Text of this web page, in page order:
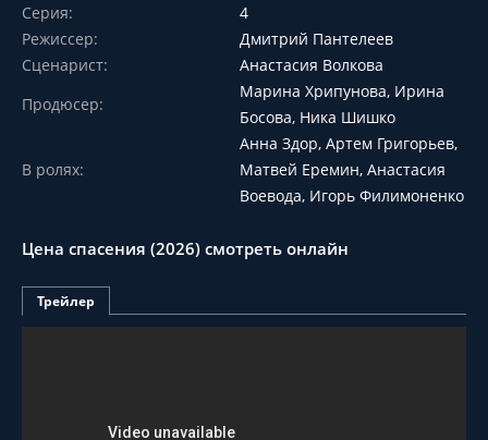
Серия:
4
Режиссер:
Дмитрий Пантелеев
Сценарист:
Анастасия Волкова
Продюсер:
Марина Хрипунова, Ирина
Босова, Ника Шишко
В ролях:
Анна Здор, Артем Григорьев,
Матвей Еремин, Анастасия
Воевода, Игорь Филимоненко
Цена спасения (2026) смотреть онлайн
Трейлер